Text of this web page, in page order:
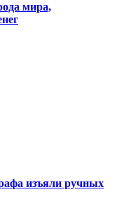
мира,
изъяли ручных